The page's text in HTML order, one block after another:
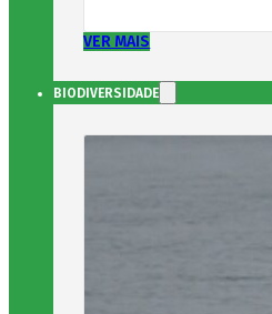
VER MAIS
BIODIVERSIDADE